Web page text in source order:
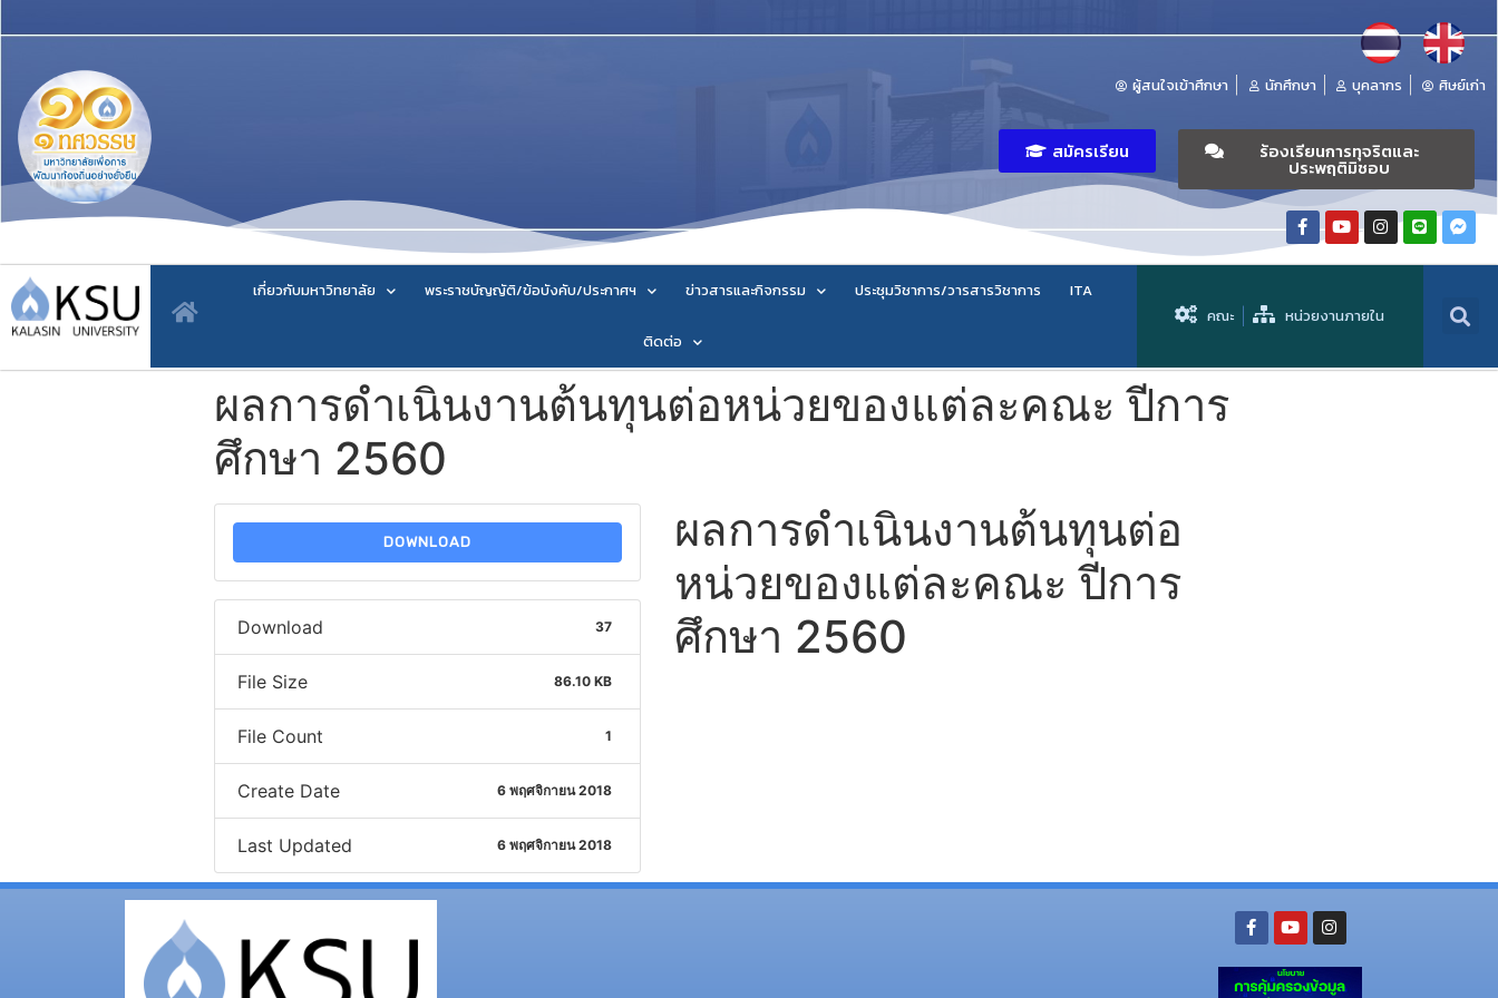
ผู้สนใจเข้าศึกษา นักศึกษา บุคลากร ศิษย์เก่า
สมัครเรียน ร้องเรียนการทุจริตและ
ประพฤติมิชอบ
เกี่ยวกับมหาวิทยาลัย พระราชบัญญัติ/ข้อบังคับ/ประกาศฯ ข่าวสารและกิจกรรม ประชุมวิชาการ/วารสารวิชาการ ITA
ติดต่อ
คณะ หน่วยงานภายใน
ผลการดำเนินงานต้นทุนต่อหน่วยของแต่ละคณะ ปีการ
ศึกษา 2560
DOWNLOAD
Download 37
File Size 86.10 KB
File Count 1
Create Date 6 พฤศจิกายน 2018
Last Updated 6 พฤศจิกายน 2018
ผลการดำเนินงานต้นทุนต่อ
หน่วยของแต่ละคณะ ปีการ
ศึกษา 2560